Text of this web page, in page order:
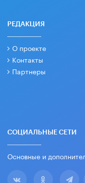
РЕДАКЦИЯ
О проекте
Контакты
Партнеры
СОЦИАЛЬНЫЕ СЕТИ
Основные и